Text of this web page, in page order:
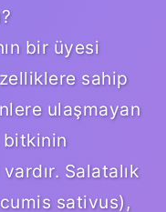
bir üyesi
sahip
ulaşmayan
bitkinin
Salatalık
sativus),